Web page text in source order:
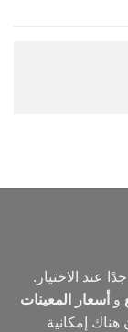
عند الاختيار.
و أسعار المعينات
هناك إمكانية